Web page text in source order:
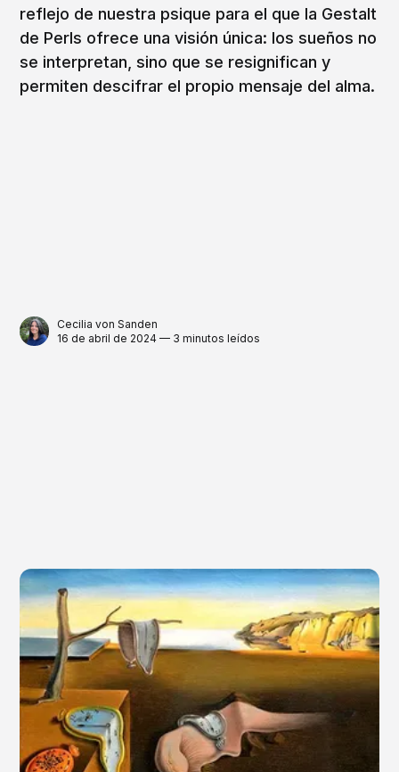
reflejo de nuestra psique para el que la Gestalt
de Perls ofrece una visión única: los sueños no
se interpretan, sino que se resignifican y
permiten descifrar el propio mensaje del alma.
Cecilia von Sanden
16 de abril de 2024 — 3 minutos leídos